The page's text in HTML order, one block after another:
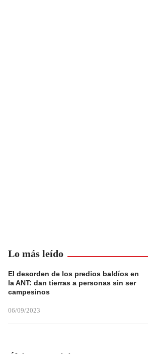
Lo más leído
El desorden de los predios baldíos en
la ANT: dan tierras a personas sin ser
campesinos
06/09/2023